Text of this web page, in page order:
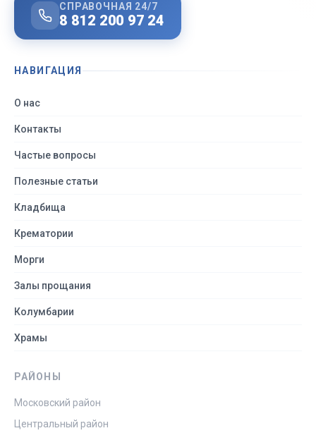
СПРАВОЧНАЯ 24/7
8 812 200 97 24
НАВИГАЦИЯ
О нас
Контакты
Частые вопросы
Полезные статьи
Кладбища
Крематории
Морги
Залы прощания
Колумбарии
Храмы
РАЙОНЫ
Московский район
Центральный район